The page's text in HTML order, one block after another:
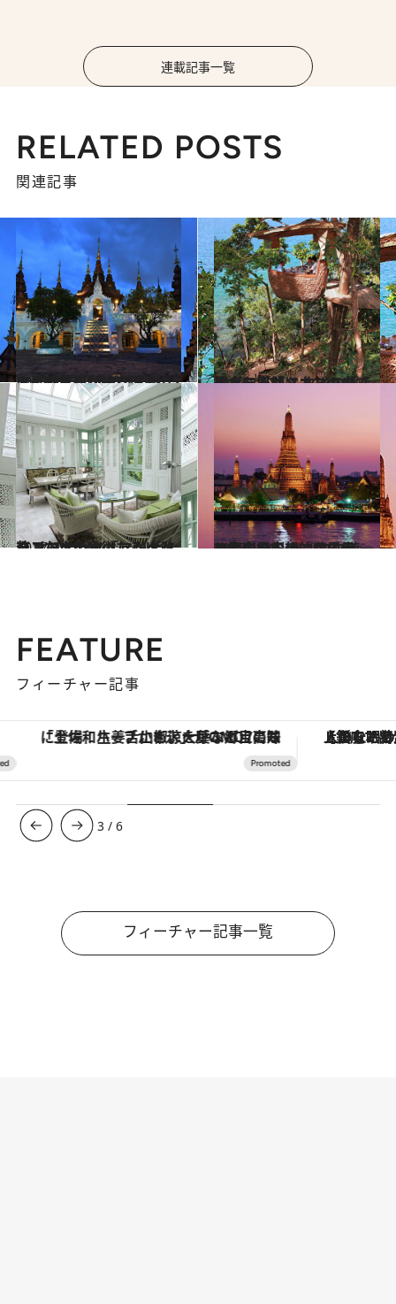
連載記事一覧
RELATED POSTS
関連記事
2017.9.13
タイの古都が誇る珠玉の5ツ星ホテル 「ダラデヴィ・チェンマイ」
旅＆お出かけ 2017.8.12
樹上に浮かぶカゴの中で美食を堪能？ タイの極上リゾート「ソネバキリ」
旅＆お出かけ
2017.8.11
バンコクの象徴たるリュクスなホテル 「マンダリン オリエンタル」が大改装
旅＆お出かけ 2017.1.20
三島由紀夫の『暁の寺』で知られる バンコク随一の名刹の幻想的な風景
旅＆お出かけ
FEATURE
フィーチャー記事
「土佐和ハーブかき氷」がOMO7高知に登場！生姜、山椒、大葉など目にも舌にも涼を呼ぶ郷土の味 【銀座で出合う最旬美容】美髪ケアや上質
3 /6
フィーチャー記事一覧